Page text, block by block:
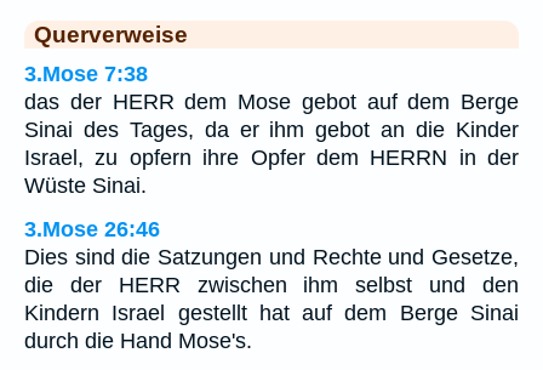
Querverweise
3.Mose 7:38
das der HERR dem Mose gebot auf dem Berge
Sinai des Tages, da er ihm gebot an die Kinder
Israel, zu opfern ihre Opfer dem HERRN in der
Wüste Sinai.
3.Mose 26:46
Dies sind die Satzungen und Rechte und Gesetze,
die der HERR zwischen ihm selbst und den
Kindern Israel gestellt hat auf dem Berge Sinai
durch die Hand Mose's.